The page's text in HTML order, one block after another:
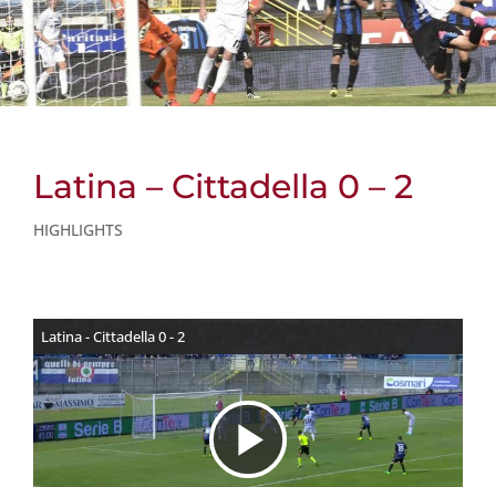
Latina – Cittadella 0 – 2
HIGHLIGHTS
Latina - Cittadella 0 - 2
R